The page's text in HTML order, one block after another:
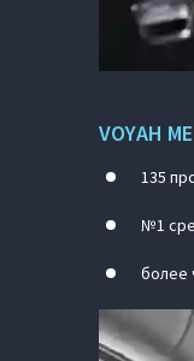
VOYAH
135
№1
более